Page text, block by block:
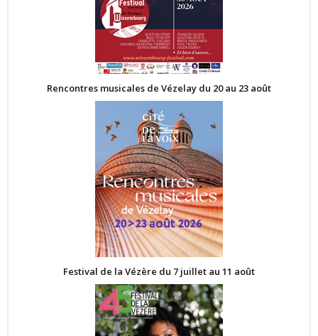
Rencontres musicales de Vézelay du 20 au 23 août
Festival de la Vézère du 7 juillet au 11 août